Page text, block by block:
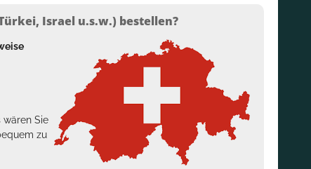
Israel u.s.w.) bestellen?
wären Sie
zu